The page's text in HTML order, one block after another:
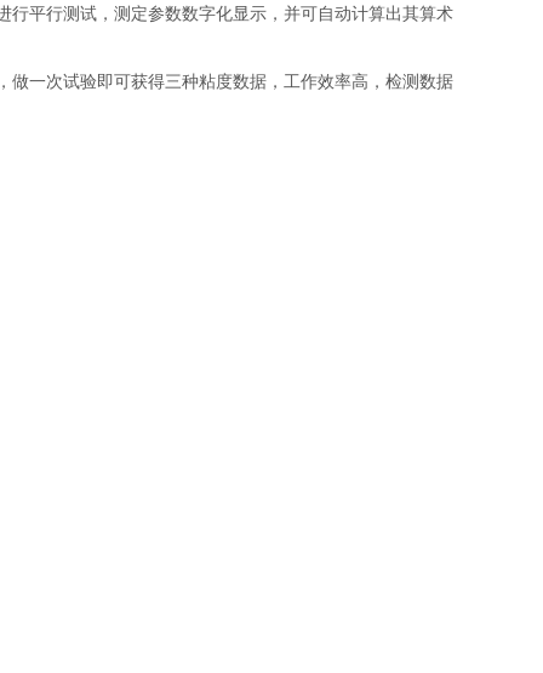
平行测试，测定参数数字化显示，并可自动计算出其算术
一次试验即可获得三种粘度数据，工作效率高，检测数据